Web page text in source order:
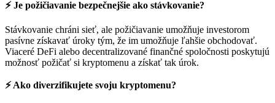
⚡️ Je požičiavanie bezpečnejšie ako stávkovanie?
Stávkovanie chráni sieť, ale požičiavanie umožňuje investorom
pasívne získavať úroky tým, že im umožňuje ľahšie obchodovať.
Viaceré DeFi alebo decentralizované finančné spoločnosti poskytujú
možnosť požičať si kryptomenu a získať tak úrok.
⚡️ Ako diverzifikujete svoju kryptomenu?